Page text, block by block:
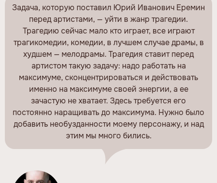
Задача, которую поставил Юрий Иванович Еремин
перед артистами, — уйти в жанр трагедии.
Трагедию сейчас мало кто играет, все играют
трагикомедии, комедии, в лучшем случае драмы, в
худшем — мелодрамы. Трагедия ставит перед
артистом такую задачу: надо работать на
максимуме, сконцентрироваться и действовать
именно на максимуме своей энергии, а ее
зачастую не хватает. Здесь требуется его
постоянно наращивать до максимума. Нужно было
добавить необузданности моему персонажу, и над
этим мы много бились.